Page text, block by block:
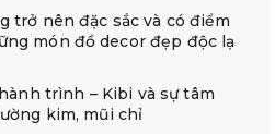
trở nên đặc sắc và có điểm
món đồ decor đẹp độc lạ
trình – Kibi và sự tâm
kim, mũi chỉ